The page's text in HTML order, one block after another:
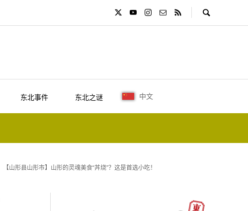
东北事件 东北之谜 中文
【山形县山形市】山形的灵魂美食“丼烧”？这是首选小吃！